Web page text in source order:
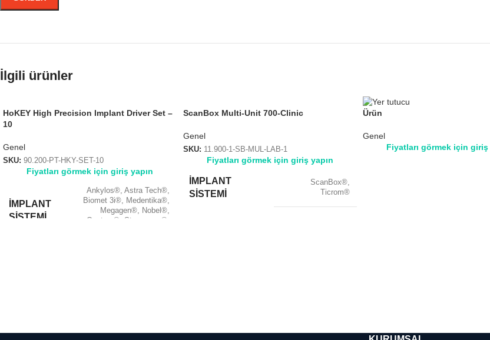
İlgili ürünler
HoKEY High Precision Implant Driver Set –
10
Genel
SKU: 90.200-PT-HKY-SET-10
Fiyatları görmek için giriş yapın
İMPLANT
SISTEMI
Ankylos®, Astra Tech®,
Biomet 3i®, Medentika®,
Megagen®, Nobel®,
Osstem®
Straumann®
ScanBox Multi-Unit 700-Clinic
Genel
SKU: 11.900-1-SB-MUL-LAB-1
Fiyatları görmek için giriş yapın
İMPLANT
SISTEMI
ScanBox®,
Ticrom®
Ürün
Genel
Fiyatları görmek için giriş